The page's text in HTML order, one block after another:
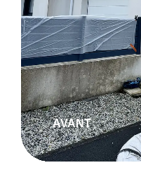
AVANT